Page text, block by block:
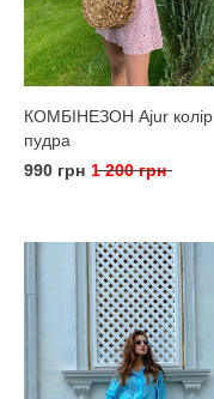
КОМБІНЕЗОН Ajur колір
пудра
990 грн 1 200 грн